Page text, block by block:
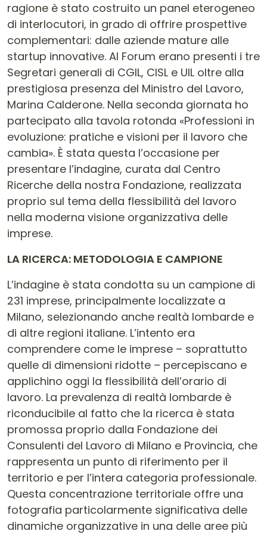
ragione è stato costruito un panel eterogeneo
di interlocutori, in grado di offrire prospettive
complementari: dalle aziende mature alle
startup innovative. Al Forum erano presenti i tre
Segretari generali di CGIL, CISL e UIL oltre alla
prestigiosa presenza del Ministro del Lavoro,
Marina Calderone. Nella seconda giornata ho
partecipato alla tavola rotonda «Professioni in
evoluzione: pratiche e visioni per il lavoro che
cambia». È stata questa l’occasione per
presentare l’indagine, curata dal Centro
Ricerche della nostra Fondazione, realizzata
proprio sul tema della flessibilità del lavoro
nella moderna visione organizzativa delle
imprese.
LA RICERCA: METODOLOGIA E CAMPIONE
L’indagine è stata condotta su un campione di
231 imprese, principalmente localizzate a
Milano, selezionando anche realtà lombarde e
di altre regioni italiane. L’intento era
comprendere come le imprese – soprattutto
quelle di dimensioni ridotte – percepiscano e
applichino oggi la flessibilità dell’orario di
lavoro. La prevalenza di realtà lombarde è
riconducibile al fatto che la ricerca è stata
promossa proprio dalla Fondazione dei
Consulenti del Lavoro di Milano e Provincia, che
rappresenta un punto di riferimento per il
territorio e per l’intera categoria professionale.
Questa concentrazione territoriale offre una
fotografia particolarmente significativa delle
dinamiche organizzative in una delle aree più